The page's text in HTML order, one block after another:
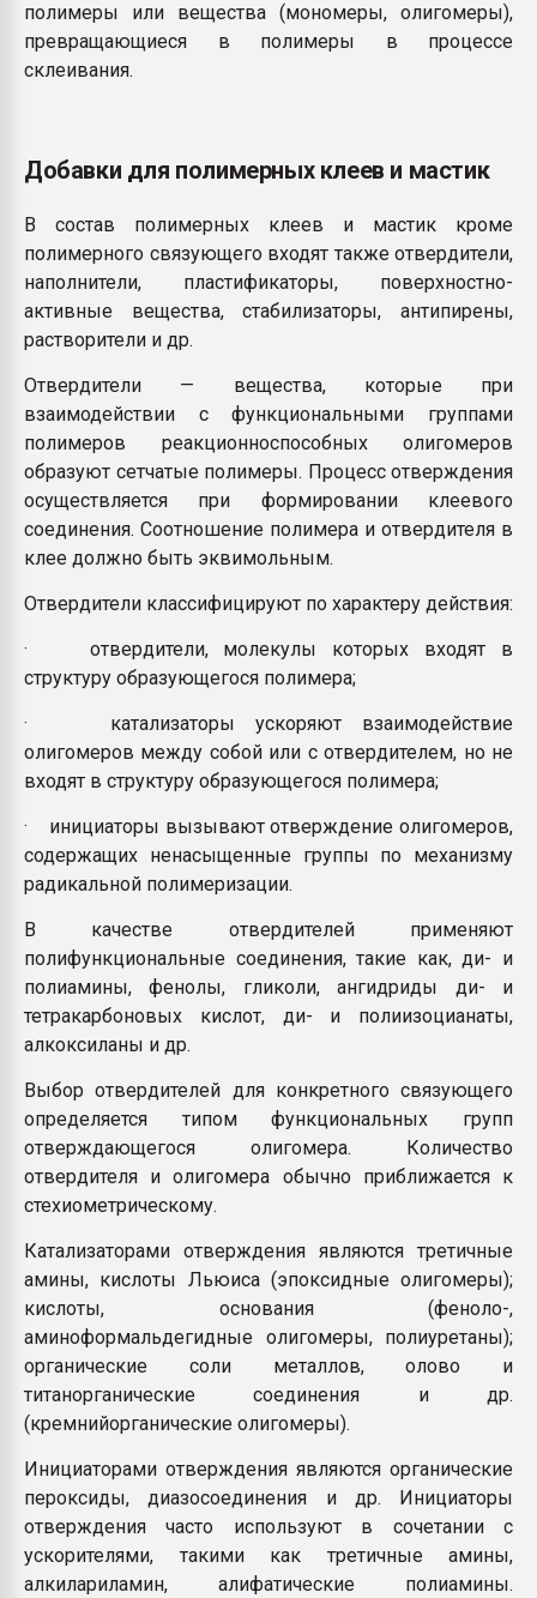
полимеры или вещества (мономеры, олигомеры),
превращающиеся в полимеры в процессе
склеивания.
Добавки для полимерных клеев и мастик
В состав полимерных клеев и мастик кроме
полимерного связующего входят также отвердители,
наполнители, пластификаторы, поверхностно-
активные вещества, стабилизаторы, антипирены,
растворители и др.
Отвердители — вещества, которые при
взаимодействии с функциональными группами
полимеров реакционноспособных олигомеров
образуют сетчатые полимеры. Процесс отверждения
осуществляется при формировании клеевого
соединения. Соотношение полимера и отвердителя в
клее должно быть эквимольным.
Отвердители классифицируют по характеру действия:
· отвердители, молекулы которых входят в
структуру образующегося полимера;
· катализаторы ускоряют взаимодействие
олигомеров между собой или с отвердителем, но не
входят в структуру образующегося полимера;
· инициаторы вызывают отверждение олигомеров,
содержащих ненасыщенные группы по механизму
радикальной полимеризации.
В качестве отвердителей применяют
полифункциональные соединения, такие как, ди- и
полиамины, фенолы, гликоли, ангидриды ди- и
тетракарбоновых кислот, ди- и полиизоцианаты,
алкоксиланы и др.
Выбор отвердителей для конкретного связующего
определяется типом функциональных групп
отверждающегося олигомера. Количество
отвердителя и олигомера обычно приближается к
стехиометрическому.
Катализаторами отверждения являются третичные
амины, кислоты Льюиса (эпоксидные олигомеры);
кислоты, основания (феноло-,
аминоформальдегидные олигомеры, полиуретаны);
органические соли металлов, олово и
титанорганические соединения и др.
(кремнийорганические олигомеры).
Инициаторами отверждения являются органические
пероксиды, диазосоединения и др. Инициаторы
отверждения часто используют в сочетании с
ускорителями, такими как третичные амины,
алкилариламин, алифатические полиамины.